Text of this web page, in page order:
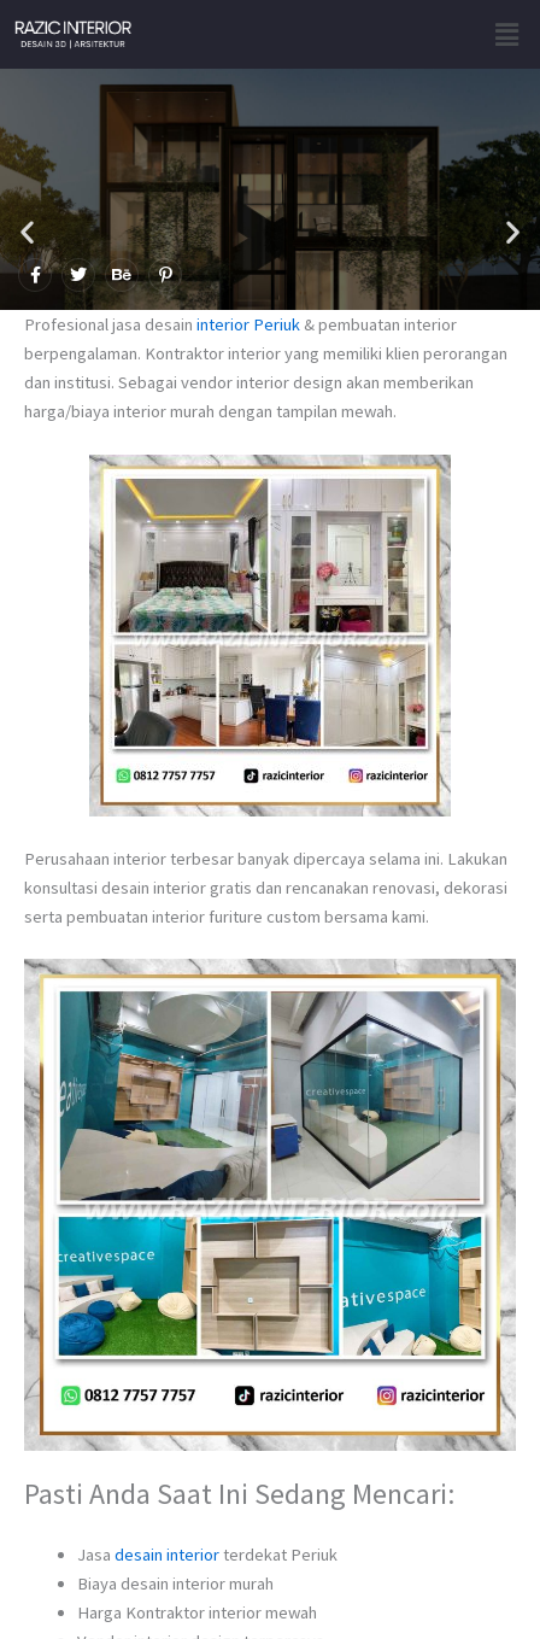
content
F
a
e
b
o
k
f
T
w
t
t
e
r
B
e
h
a
n
c
P
i
n
t
e
r
s
-
Profesional jasa desain interior Periuk & pembuatan interior
berpengalaman. Kontraktor interior yang memiliki klien perorangan
dan institusi. Sebagai vendor interior design akan memberikan
harga/biaya interior murah dengan tampilan mewah.
Perusahaan interior terbesar banyak dipercaya selama ini. Lakukan
konsultasi desain interior gratis dan rencanakan renovasi, dekorasi
serta pembuatan interior furiture custom bersama kami.
Pasti Anda Saat Ini Sedang Mencari:
Jasa desain interiorterdekat Periuk
Biaya desain interior murah
Harga Kontraktor interior mewah